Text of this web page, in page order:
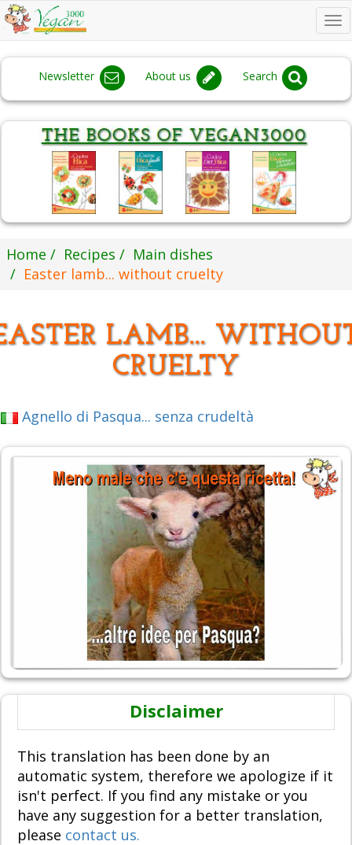
Newsletter About us Search
Home Recipes
Main dishes
Easter lamb... without cruelty
LAMB...
CRUELTY
Agnello di Pasqua... senza crudeltà
Disclaimer
This translation has been done by an
automatic system, therefore we apologize if it
isn't perfect. If you find any mistake or you
have any suggestion for a better translation,
please contact us.